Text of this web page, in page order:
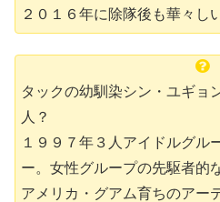
２０１６年に除隊後も華々し
タックの幼馴染シン・ユギョ
人？
１９９７年３人アイドルグル
ー。女性グループの先駆者的
アメリカ・グアム育ちのアー